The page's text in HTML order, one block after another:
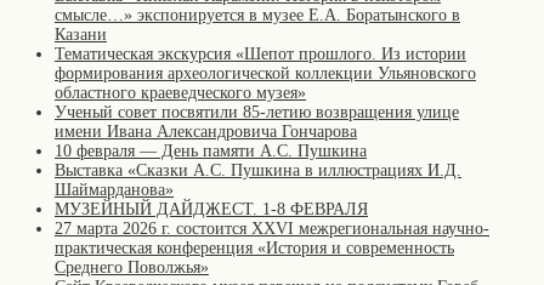
смысле…» экспонируется в музее Е.А. Боратынского в
Казани
Тематическая экскурсия «Шепот прошлого. Из истории
формирования археологической коллекции Ульяновского
областного краеведческого музея»
Ученый совет посвятили 85-летию возвращения улице
имени Ивана Александровича Гончарова
10 февраля — День памяти А.С. Пушкина
Выставка «Сказки А.С. Пушкина в иллюстрациях И.Д.
Шаймарданова»
МУЗЕЙНЫЙ ДАЙДЖЕСТ. 1-8 ФЕВРАЛЯ
27 марта 2026 г. состоится XXVI межрегиональная научно-
практическая конференция «История и современность
Среднего Поволжья»